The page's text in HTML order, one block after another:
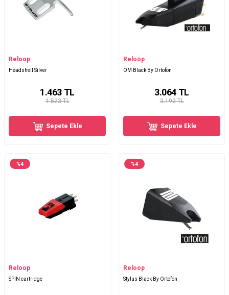
Reloop
Headshell Silver
1.523 TL
1.463 TL
Sepete Ekle
Reloop
OM Black By Ortofon
3.192 TL
3.064 TL
Sepete Ekle
%4
Reloop
SPIN cartridge
%4
Reloop
Stylus Black By Ortofon